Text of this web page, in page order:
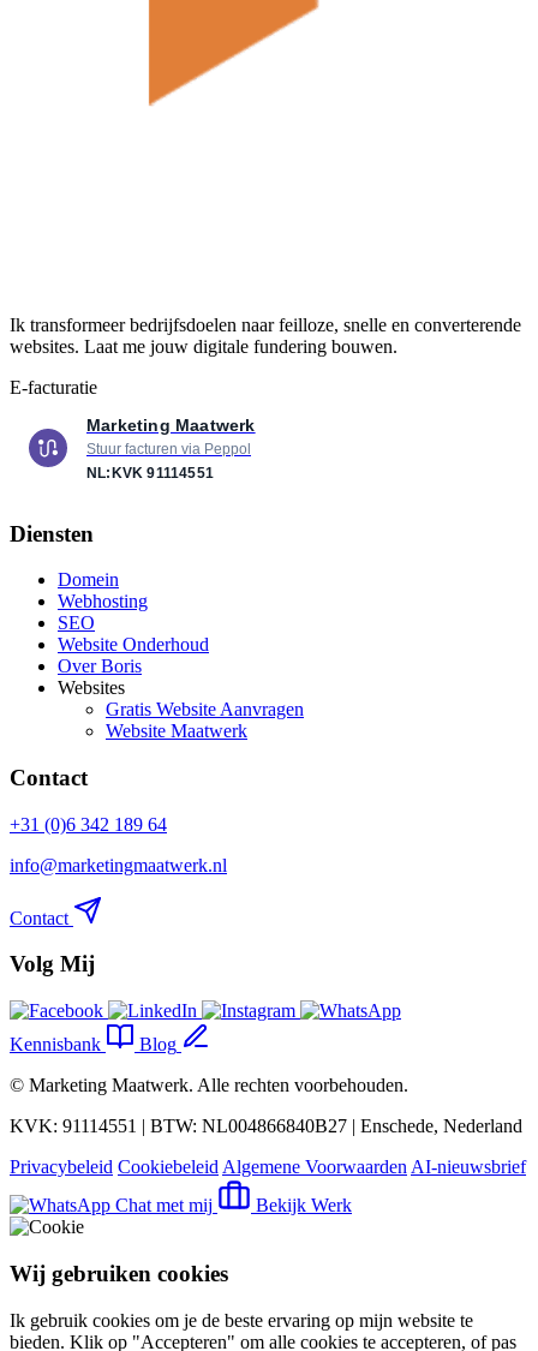
Ik transformeer bedrijfsdoelen naar feilloze, snelle en converterende
websites. Laat me jouw digitale fundering bouwen.
E-facturatie
Marketing Maatwerk
Stuur facturen via Peppol
NL:KVK 91114551
Diensten
Domein
Webhosting
SEO
Website Onderhoud
Over Boris
Websites
Gratis Website Aanvragen
Website Maatwerk
Contact
+31 (0)6 342 189 64
info@marketingmaatwerk.nl
Contact
Volg Mij
Kennisbank
Blog
© Marketing Maatwerk. Alle rechten voorbehouden.
KVK: 91114551 | BTW: NL004866840B27 | Enschede, Nederland
Privacybeleid Cookiebeleid Algemene Voorwaarden AI-nieuwsbrief
Chat met mij
Bekijk Werk
Wij gebruiken cookies
Ik gebruik cookies om je de beste ervaring op mijn website te
bieden. Klik op "Accepteren" om alle cookies te accepteren, of pas